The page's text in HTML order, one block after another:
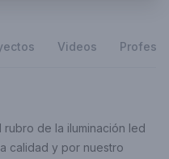
Videos
de la iluminación led
calidad y por nuestro